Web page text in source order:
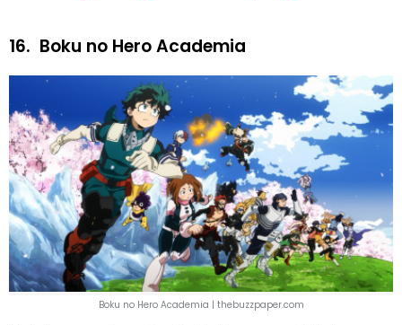
16. Boku no Hero Academia
Boku no Hero Academia | thebuzzpaper.com